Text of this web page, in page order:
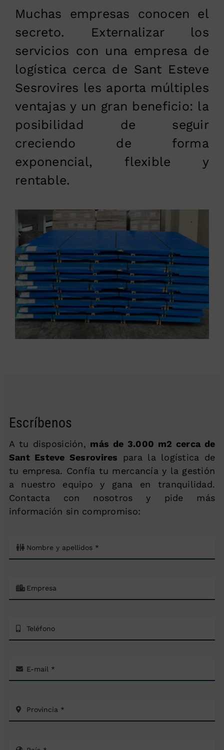
Muchas empresas conocen el
secreto. Externalizar los
servicios con una empresa de
logística cerca de Sant Esteve
Sesrovires les aporta múltiples
ventajas y un gran beneficio: la
posibilidad de seguir
creciendo de forma
exponencial, flexible y
rentable.
Escríbenos
A tu disposición, más de 3.000 m2 cerca de
Sant Esteve Sesrovires para la logística de
tu empresa. Confía tu mercancía y la gestión
a nuestro equipo y gana en tranquilidad.
Contacta con nosotros y pide más
información sin compromiso: